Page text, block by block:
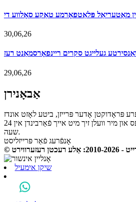
30,06,26
29,06,26
אַבאָנירן
פּראָדוקטן אָדער פּרייזן, ביטע לאָזט אונדז
אייער בליצפּאָסט אַדרעס און מיר וועלן זיך מיט אייך פֿאַרבינדן אין 24
שעה.
אָנפֿרעג פֿאַר פּרייזליסט
שיקן אימעיל